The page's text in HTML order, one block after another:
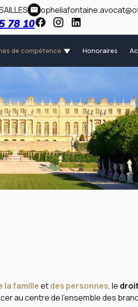
78 10
de compétence Honoraires
la familleetdes personnes, le
au centre de l'ensemble des